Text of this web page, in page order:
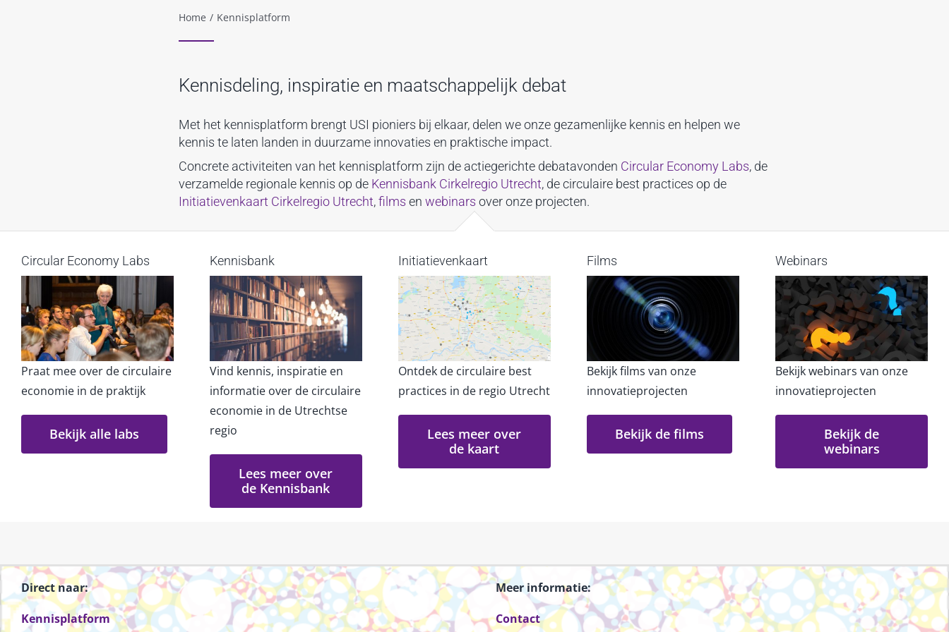
Home / Kennisplatform
Kennisdeling, inspiratie en maatschappelijk debat
Met het kennisplatform brengt USI pioniers bij elkaar, delen we onze gezamenlijke kennis en helpen we
kennis te laten landen in duurzame innovaties en praktische impact.
Concrete activiteiten van het kennisplatform zijn de actiegerichte debatavonden Circular Economy Labs, de
verzamelde regionale kennis op de Kennisbank Cirkelregio Utrecht, de circulaire best practices op de
Initiatievenkaart Cirkelregio Utrecht,films en webinars over onze projecten.
Circular Economy Labs
Praat mee over de circulaire
economie in de praktijk
Bekijk alle labs
Kennisbank
Vind kennis, inspiratie en
informatie over de circulaire
economie in de Utrechtse
regio
Lees meer over
de Kennisbank
Initiatievenkaart
Ontdek de circulaire best
practices in de regio Utrecht
Lees meer over
de kaart
Films
Bekijk films van onze
innovatieprojecten
Bekijk de films
Webinars
Bekijk webinars van onze
innovatieprojecten
Bekijk de
webinars
Direct naar:
Kennisplatform
Meer informatie:
Contact